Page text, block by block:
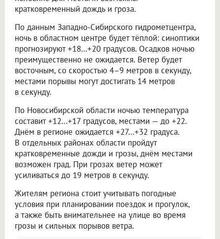
кратковременный дождь и гроза.
По данным Западно-Сибирского гидрометцентра,
ночь в областном центре будет тёплой: синоптики
прогнозируют +18…+20 градусов. Осадков ночью
преимущественно не ожидается. Ветер будет
восточным, со скоростью 4–9 метров в секунду,
местами порывы могут достигать 14 метров
в секунду.
По Новосибирской области ночью температура
составит +12…+17 градусов, местами — до +22.
Днём в регионе ожидается +27…+32 градуса.
В отдельных районах области пройдут
кратковременные дожди и грозы, днём местами
возможен град. При грозах ветер может
усиливаться до 19 метров в секунду.
Жителям региона стоит учитывать погодные
условия при планировании поездок и прогулок,
а также быть внимательнее на улице во время
грозы и сильных порывов ветра.